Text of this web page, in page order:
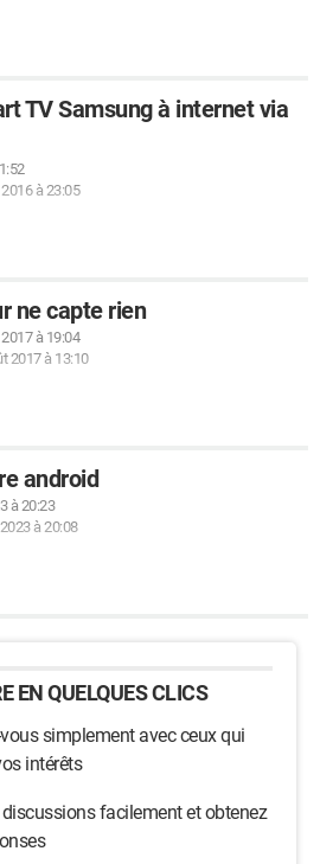
TV Samsung à internet via
2016 à 23:05
ne capte rien
à 19:04
2017 à 13:10
android
à 20:23
à 20:08
EN QUELQUES CLICS
simplement avec ceux qui
intérêts
facilement et obtenez